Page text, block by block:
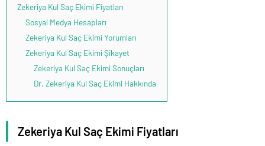
Zekeriya Kul Saç Ekimi Fiyatları
Sosyal Medya Hesapları
Zekeriya Kul Saç Ekimi Yorumları
Zekeriya Kul Saç Ekimi Şikayet
Zekeriya Kul Saç Ekimi Sonuçları
Dr. Zekeriya Kul Saç Ekimi Hakkında
Zekeriya Kul Saç Ekimi Fiyatları